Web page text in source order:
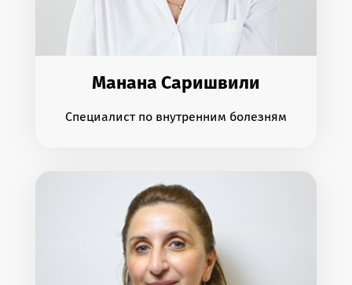
Манана Саришвили
Специалист по внутренним болезням